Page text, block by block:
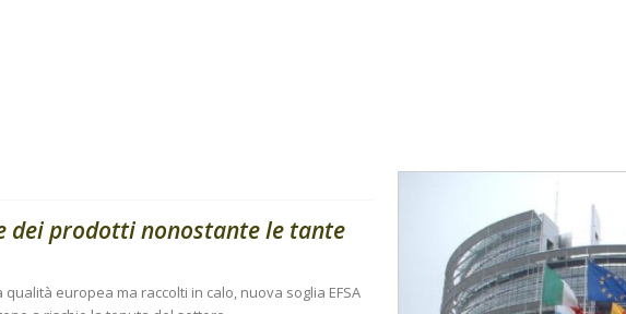
dei prodotti nonostante le tante
europea ma raccolti in calo, nuova soglia EFSA